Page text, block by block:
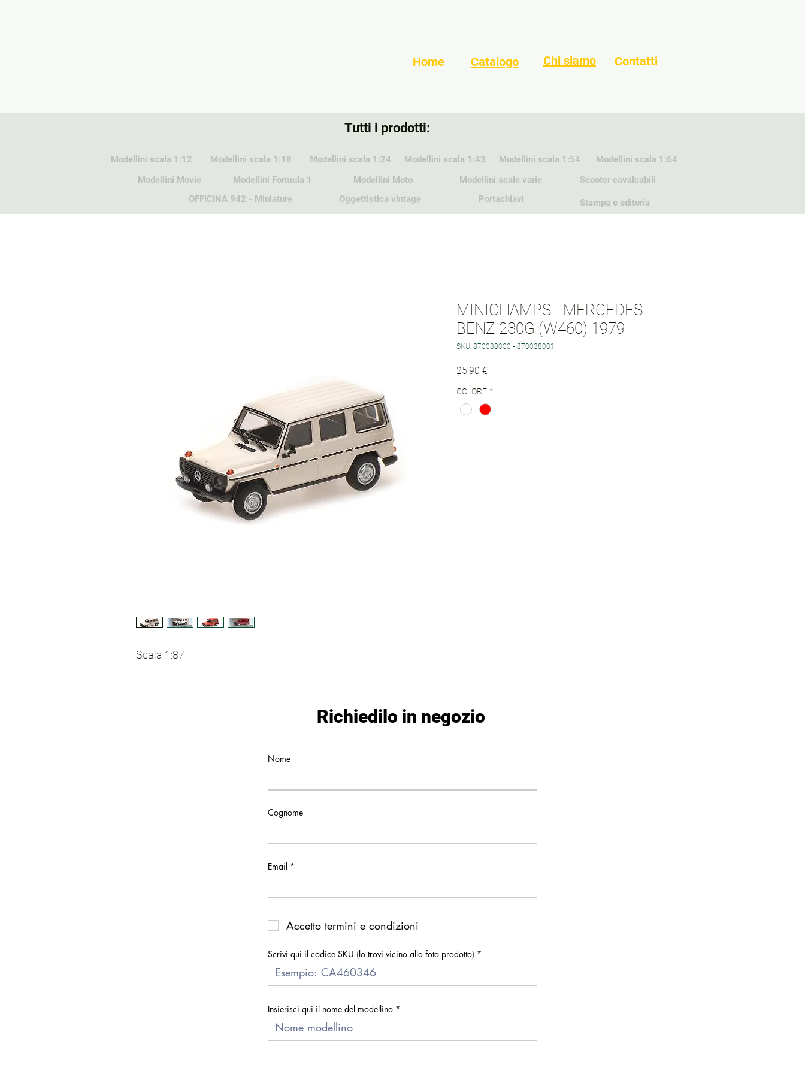
Home Catalogo Chi siamo Contatti
Tutti i prodotti:
Modellini scala 1:12 Modellini scala 1:18 Modellini scala 1:24 Modellini scala 1:43 Modellini scala 1:54
Modellini scala 1:64
Modellini Movie
Modellini Formula 1
OFFICINA 942 - Miniature
Modellini Moto
Oggettistica vintage
Modellini scale varie
Portachiavi
Scooter cavalcabili
Stampa e editoria
Scala 1:87
MINICHAMPS - MERCEDES
BENZ 230G (W460) 1979
SKU: 870038000 - 870038001
25,90 €
COLORE *
Richiedilo in negozio
Nome
Cognome
Email
Accetto termini e condizioni
Scrivi qui il codice SKU (lo trovi vicino alla foto prodotto)
Insierisci qui il nome del modellino